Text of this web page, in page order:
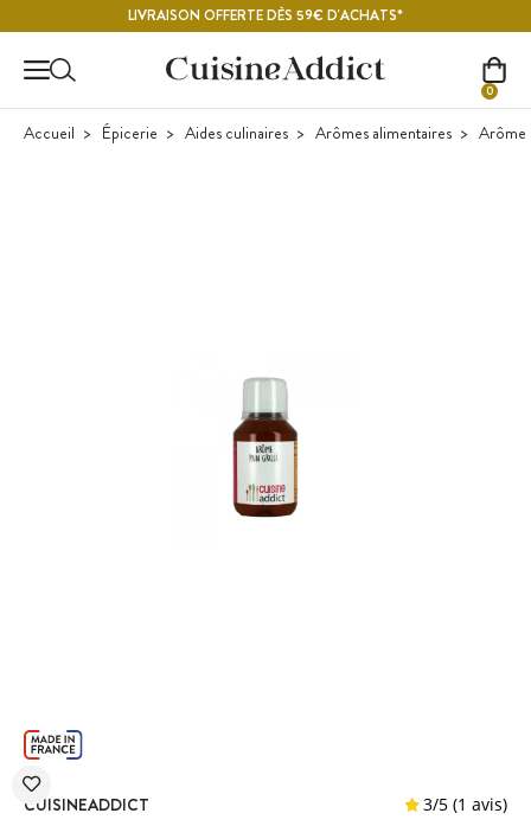
LIVRAISON OFFERTE DÈS 59€ D'ACHATS*
0
Accueil Épicerie Aides culinaires Arômes alimentaires Arôme
CUISINEADDICT